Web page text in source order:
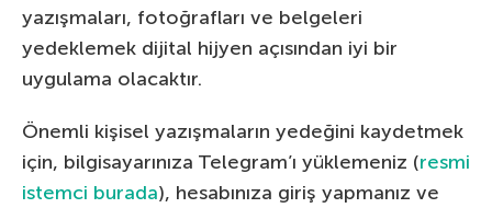
yazışmaları, fotoğrafları ve belgeleri
yedeklemek dijital hijyen açısından iyi bir
uygulama olacaktır.
Önemli kişisel yazışmaların yedeğini kaydetmek
için, bilgisayarınıza Telegram’ı yüklemeniz (resmi
istemci burada), hesabınıza giriş yapmanız ve